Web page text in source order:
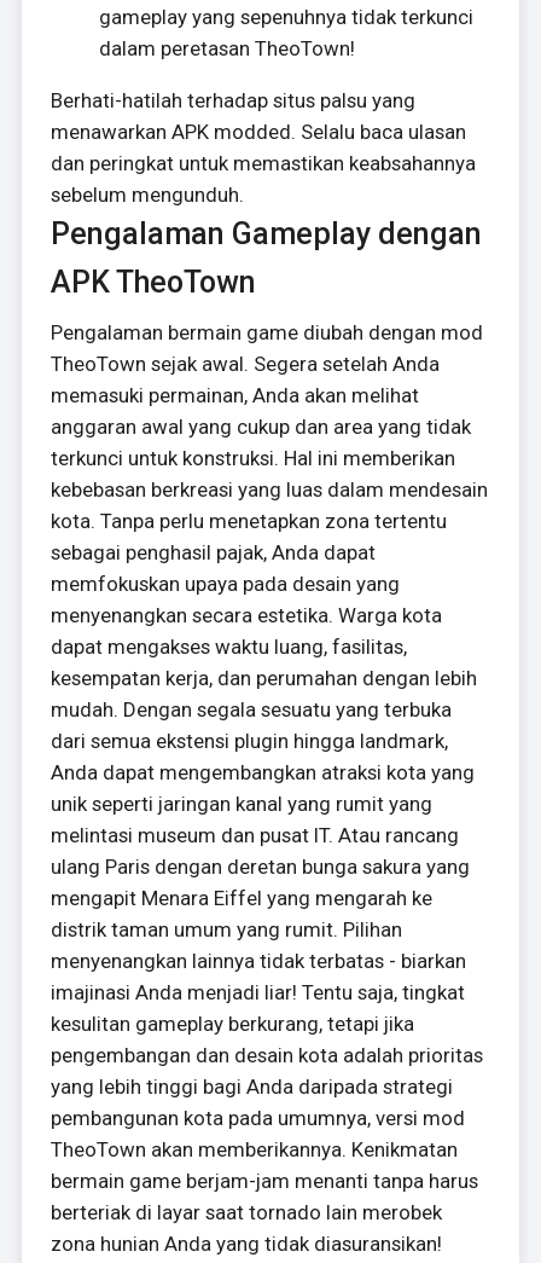
gameplay yang sepenuhnya tidak terkunci
dalam peretasan TheoTown!
Berhati-hatilah terhadap situs palsu yang
menawarkan APK modded. Selalu baca ulasan
dan peringkat untuk memastikan keabsahannya
sebelum mengunduh.
Pengalaman Gameplay dengan
APK TheoTown
Pengalaman bermain game diubah dengan mod
TheoTown sejak awal. Segera setelah Anda
memasuki permainan, Anda akan melihat
anggaran awal yang cukup dan area yang tidak
terkunci untuk konstruksi. Hal ini memberikan
kebebasan berkreasi yang luas dalam mendesain
kota. Tanpa perlu menetapkan zona tertentu
sebagai penghasil pajak, Anda dapat
memfokuskan upaya pada desain yang
menyenangkan secara estetika. Warga kota
dapat mengakses waktu luang, fasilitas,
kesempatan kerja, dan perumahan dengan lebih
mudah. Dengan segala sesuatu yang terbuka
dari semua ekstensi plugin hingga landmark,
Anda dapat mengembangkan atraksi kota yang
unik seperti jaringan kanal yang rumit yang
melintasi museum dan pusat IT. Atau rancang
ulang Paris dengan deretan bunga sakura yang
mengapit Menara Eiffel yang mengarah ke
distrik taman umum yang rumit. Pilihan
menyenangkan lainnya tidak terbatas - biarkan
imajinasi Anda menjadi liar! Tentu saja, tingkat
kesulitan gameplay berkurang, tetapi jika
pengembangan dan desain kota adalah prioritas
yang lebih tinggi bagi Anda daripada strategi
pembangunan kota pada umumnya, versi mod
TheoTown akan memberikannya. Kenikmatan
bermain game berjam-jam menanti tanpa harus
berteriak di layar saat tornado lain merobek
zona hunian Anda yang tidak diasuransikan!